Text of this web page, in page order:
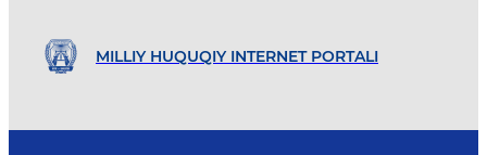
MILLIY HUQUQIY INTERNET PORTALI